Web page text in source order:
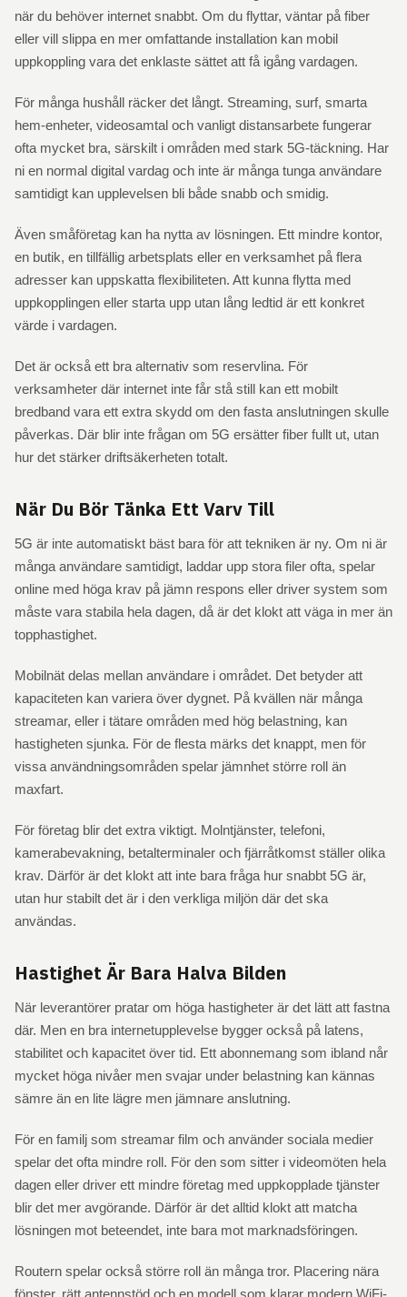
när du behöver internet snabbt. Om du flyttar, väntar på fiber
eller vill slippa en mer omfattande installation kan mobil
uppkoppling vara det enklaste sättet att få igång vardagen.
För många hushåll räcker det långt. Streaming, surf, smarta
hem-enheter, videosamtal och vanligt distansarbete fungerar
ofta mycket bra, särskilt i områden med stark 5G-täckning. Har
ni en normal digital vardag och inte är många tunga användare
samtidigt kan upplevelsen bli både snabb och smidig.
Även småföretag kan ha nytta av lösningen. Ett mindre kontor,
en butik, en tillfällig arbetsplats eller en verksamhet på flera
adresser kan uppskatta flexibiliteten. Att kunna flytta med
uppkopplingen eller starta upp utan lång ledtid är ett konkret
värde i vardagen.
Det är också ett bra alternativ som reservlina. För
verksamheter där internet inte får stå still kan ett mobilt
bredband vara ett extra skydd om den fasta anslutningen skulle
påverkas. Där blir inte frågan om 5G ersätter fiber fullt ut, utan
hur det stärker driftsäkerheten totalt.
När Du Bör Tänka Ett Varv Till
5G är inte automatiskt bäst bara för att tekniken är ny. Om ni är
många användare samtidigt, laddar upp stora filer ofta, spelar
online med höga krav på jämn respons eller driver system som
måste vara stabila hela dagen, då är det klokt att väga in mer än
topphastighet.
Mobilnät delas mellan användare i området. Det betyder att
kapaciteten kan variera över dygnet. På kvällen när många
streamar, eller i tätare områden med hög belastning, kan
hastigheten sjunka. För de flesta märks det knappt, men för
vissa användningsområden spelar jämnhet större roll än
maxfart.
För företag blir det extra viktigt. Molntjänster, telefoni,
kamerabevakning, betalterminaler och fjärråtkomst ställer olika
krav. Därför är det klokt att inte bara fråga hur snabbt 5G är,
utan hur stabilt det är i den verkliga miljön där det ska
användas.
Hastighet Är Bara Halva Bilden
När leverantörer pratar om höga hastigheter är det lätt att fastna
där. Men en bra internetupplevelse bygger också på latens,
stabilitet och kapacitet över tid. Ett abonnemang som ibland når
mycket höga nivåer men svajar under belastning kan kännas
sämre än en lite lägre men jämnare anslutning.
För en familj som streamar film och använder sociala medier
spelar det ofta mindre roll. För den som sitter i videomöten hela
dagen eller driver ett mindre företag med uppkopplade tjänster
blir det mer avgörande. Därför är det alltid klokt att matcha
lösningen mot beteendet, inte bara mot marknadsföringen.
Routern spelar också större roll än många tror. Placering nära
fönster, rätt antennstöd och en modell som klarar modern WiFi-